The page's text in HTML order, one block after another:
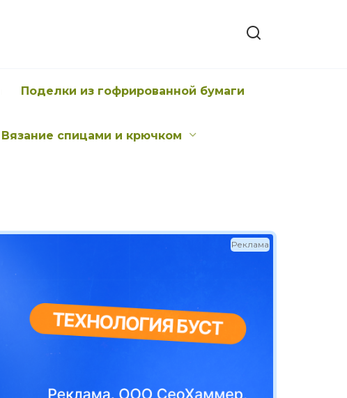
Поделки из гофрированной бумаги
Вязание спицами и крючком
Реклама